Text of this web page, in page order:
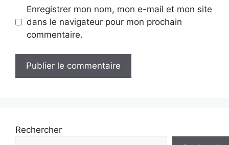
Enregistrer mon nom, mon e-mail et mon site
dans le navigateur pour mon prochain
commentaire.
Rechercher